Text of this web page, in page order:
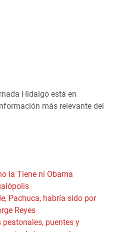
Hidalgo está en
más relevante del
la Tiene ni Obama
Pachuca, habría sido por
Reyes
puentes y